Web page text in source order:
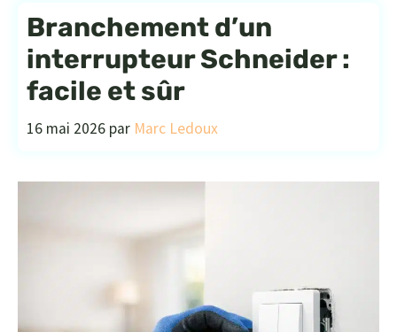
Branchement d’un
interrupteur Schneider :
facile et sûr
16 mai 2026 par Marc Ledoux